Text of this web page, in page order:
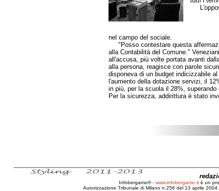
nel campo del sociale.
"Posso contestare questa
alla Contabilità del Comune."
all'accusa, più volte portata avanti
alla persona, reagisce con parole
disponeva di un budget indicizzabile
l'aumento della dotazione servizi, il
in più, per la scuola il 28%,
Per la sicurezza, addirittura è stato
Infobergamo® - www.infobergamo.it è un
Autorizzazione Tribunale di Milano n.256 del 13 aprile